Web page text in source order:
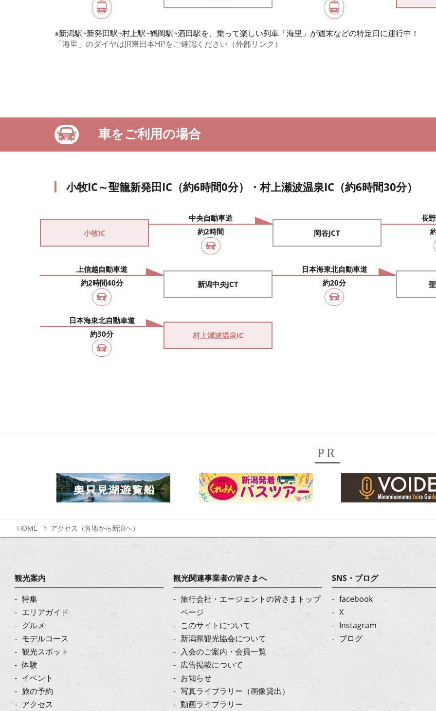
※新潟駅~新発田駅~村上駅~鶴岡駅~酒田駅を、乗って楽しい列車「海里」が週末などの特定日に運行中！
「海里」のダイヤはJR東日本HPをご確認ください（外部リンク）
車をご利用の場合
小牧IC～聖籠新発田IC（約6時間0分）・村上瀬波温泉IC（約6時間30分）
小牧IC
中央自動車道
約2時間
岡谷JCT
長
上信越自動車道
約2時間40分
新潟中央JCT
日本海東北自動車道
約20分
日本海東北自動車道
約30分
村上瀬波温泉IC
PR
HOME アクセス（各地から新潟へ）
観光案内
特集
エリアガイド
グルメ
モデルコース
観光スポット
体験
イベント
旅の予約
アクセス
観光関連事業者の皆さまへ
旅行会社・エージェントの皆さまトップ
ページ
このサイトについて
新潟県観光協会について
入会のご案内・会員一覧
広告掲載について
お知らせ
写真ライブラリー（画像貸出）
動画ライブラリー
SNS・ブログ
facebook
X
Instagram
ブログ